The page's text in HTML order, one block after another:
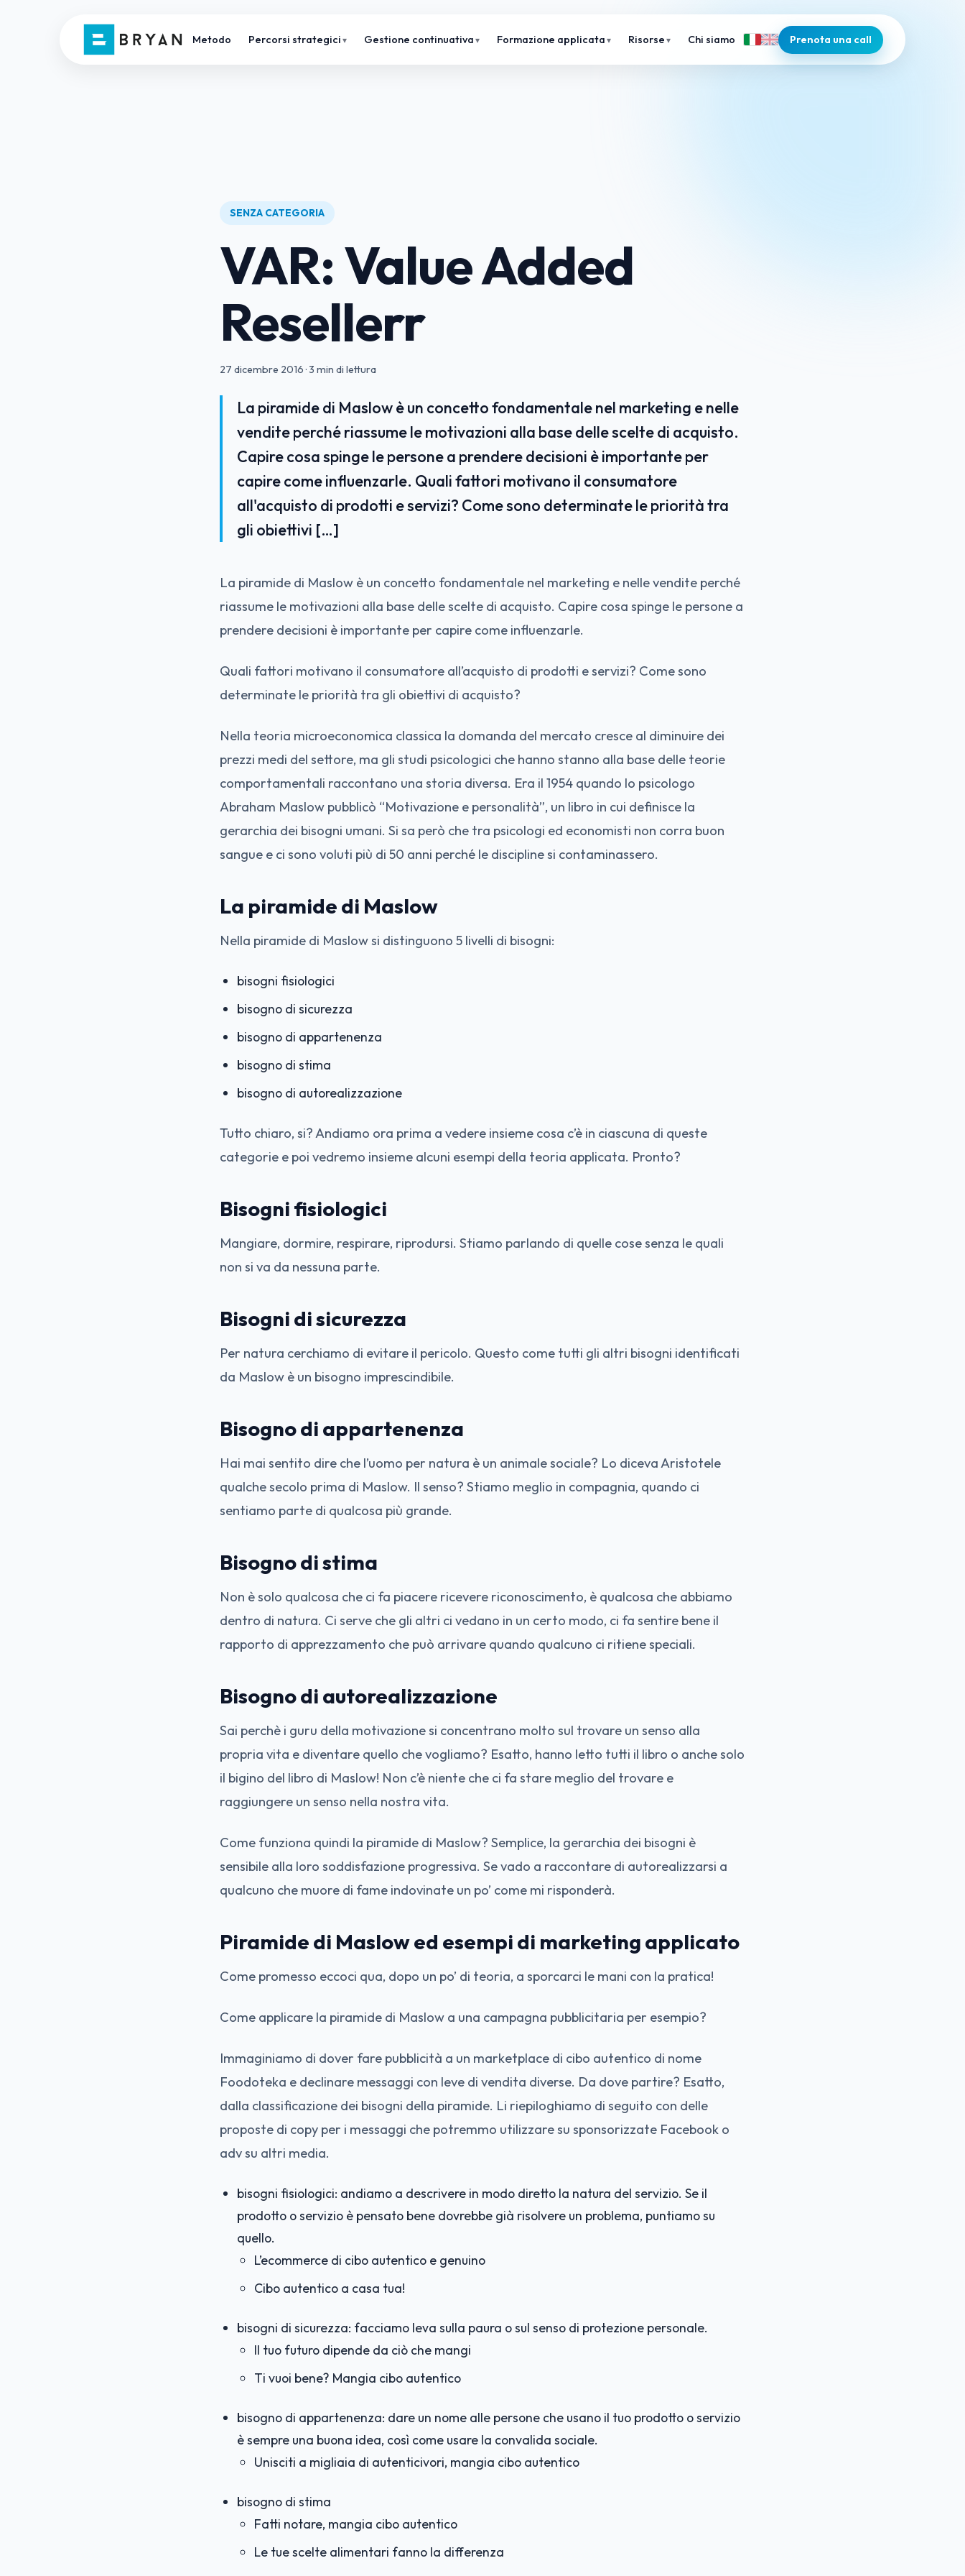
Metodo Percorsi strategici Gestione continuativa Formazione applicata Risorse Chi siamo Prenota una call
SENZA CATEGORIA
VAR: Value Added
Resellerr
27 dicembre 2016 ·3 min di lettura
La piramide di Maslow è un concetto fondamentale nel marketing e nelle
vendite perché riassume le motivazioni alla base delle scelte di acquisto.
Capire cosa spinge le persone a prendere decisioni è importante per
capire come influenzarle. Quali fattori motivano il consumatore
all'acquisto di prodotti e servizi? Come sono determinate le priorità tra
gli obiettivi […]
La piramide di Maslow è un concetto fondamentale nel marketing e nelle vendite perché
riassume le motivazioni alla base delle scelte di acquisto. Capire cosa spinge le persone a
prendere decisioni è importante per capire come influenzarle.
Quali fattori motivano il consumatore all’acquisto di prodotti e servizi? Come sono
determinate le priorità tra gli obiettivi di acquisto?
Nella teoria microeconomica classica la domanda del mercato cresce al diminuire dei
prezzi medi del settore, ma gli studi psicologici che hanno stanno alla base delle teorie
comportamentali raccontano una storia diversa. Era il 1954 quando lo psicologo
Abraham Maslow pubblicò “Motivazione e personalità”, un libro in cui definisce la
gerarchia dei bisogni umani. Si sa però che tra psicologi ed economisti non corra buon
sangue e ci sono voluti più di 50 anni perché le discipline si contaminassero.
La piramide di Maslow
Nella piramide di Maslow si distinguono 5 livelli di bisogni:
bisogni fisiologici
bisogno di sicurezza
bisogno di appartenenza
bisogno di stima
bisogno di autorealizzazione
Tutto chiaro, si? Andiamo ora prima a vedere insieme cosa c’è in ciascuna di queste
categorie e poi vedremo insieme alcuni esempi della teoria applicata. Pronto?
Bisogni fisiologici
Mangiare, dormire, respirare, riprodursi. Stiamo parlando di quelle cose senza le quali
non si va da nessuna parte.
Bisogni di sicurezza
Per natura cerchiamo di evitare il pericolo. Questo come tutti gli altri bisogni identificati
da Maslow è un bisogno imprescindibile.
Bisogno di appartenenza
Hai mai sentito dire che l’uomo per natura è un animale sociale? Lo diceva Aristotele
qualche secolo prima di Maslow. Il senso? Stiamo meglio in compagnia, quando ci
sentiamo parte di qualcosa più grande.
Bisogno di stima
Non è solo qualcosa che ci fa piacere ricevere riconoscimento, è qualcosa che abbiamo
dentro di natura. Ci serve che gli altri ci vedano in un certo modo, ci fa sentire bene il
rapporto di apprezzamento che può arrivare quando qualcuno ci ritiene speciali.
Bisogno di autorealizzazione
Sai perchè i guru della motivazione si concentrano molto sul trovare un senso alla
propria vita e diventare quello che vogliamo? Esatto, hanno letto tutti il libro o anche solo
il bigino del libro di Maslow! Non c’è niente che ci fa stare meglio del trovare e
raggiungere un senso nella nostra vita.
Come funziona quindi la piramide di Maslow? Semplice, la gerarchia dei bisogni è
sensibile alla loro soddisfazione progressiva. Se vado a raccontare di autorealizzarsi a
qualcuno che muore di fame indovinate un po’ come mi risponderà.
Piramide di Maslow ed esempi di marketing applicato
Come promesso eccoci qua, dopo un po’ di teoria, a sporcarci le mani con la pratica!
Come applicare la piramide di Maslow a una campagna pubblicitaria per esempio?
Immaginiamo di dover fare pubblicità a un marketplace di cibo autentico di nome
Foodoteka e declinare messaggi con leve di vendita diverse. Da dove partire? Esatto,
dalla classificazione dei bisogni della piramide. Li riepiloghiamo di seguito con delle
proposte di copy per i messaggi che potremmo utilizzare su sponsorizzate Facebook o
adv su altri media.
bisogni fisiologici: andiamo a descrivere in modo diretto la natura del servizio. Se il
prodotto o servizio è pensato bene dovrebbe già risolvere un problema, puntiamo su
quello.
L’ecommerce di cibo autentico e genuino
Cibo autentico a casa tua!
bisogni di sicurezza: facciamo leva sulla paura o sul senso di protezione personale.
Il tuo futuro dipende da ciò che mangi
Ti vuoi bene? Mangia cibo autentico
bisogno di appartenenza: dare un nome alle persone che usano il tuo prodotto o servizio
è sempre una buona idea, così come usare la convalida sociale.
Unisciti a migliaia di autenticivori, mangia cibo autentico
bisogno di stima
Fatti notare, mangia cibo autentico
Le tue scelte alimentari fanno la differenza